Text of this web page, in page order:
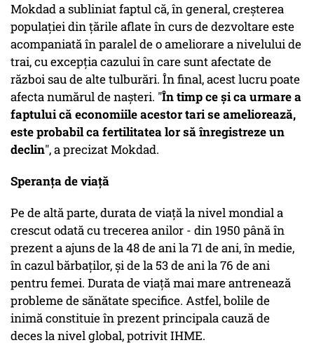
Mokdad a subliniat faptul că, în general, creşterea
populaţiei din ţările aflate în curs de dezvoltare este
acompaniată în paralel de o ameliorare a nivelului de
trai, cu excepţia cazului în care sunt afectate de
război sau de alte tulburări. În final, acest lucru poate
afecta numărul de naşteri. "În timp ce şi ca urmare a
faptului că economiile acestor tari se ameliorează,
este probabil ca fertilitatea lor să înregistreze un
declin", a precizat Mokdad.
Speranța de viață
Pe de altă parte, durata de viaţă la nivel mondial a
crescut odată cu trecerea anilor - din 1950 până în
prezent a ajuns de la 48 de ani la 71 de ani, în medie,
în cazul bărbaţilor, şi de la 53 de ani la 76 de ani
pentru femei. Durata de viaţă mai mare antrenează
probleme de sănătate specifice. Astfel, bolile de
inimă constituie în prezent principala cauză de
deces la nivel global, potrivit IHME.